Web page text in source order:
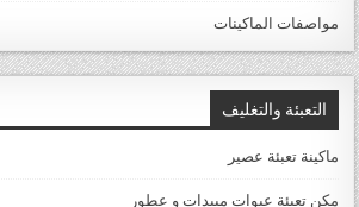
مواصفات الماكينات
التعبئة والتغليف
ماكينة تعبئة عصير
مكن تعبئة عبوات مبيدات و عطور